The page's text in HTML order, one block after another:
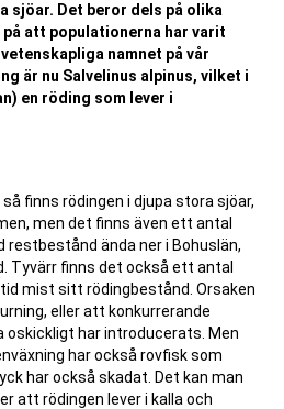
sjöar. Det beror dels på olika
att populationerna har varit
namnet på vår
är nu Salvelinus alpinus, vilket i
en röding som lever i
så finns rödingen i djupa stora sjöar,
men det finns även ett antal
restbestånd ända ner i Bohuslän,
Tyvärr finns det också ett antal
mist sitt rödingbestånd. Orsaken
eller att konkurrerande
oskickligt har introducerats. Men
har också rovfisk som
har också skadat. Det kan man
att rödingen lever i kalla och